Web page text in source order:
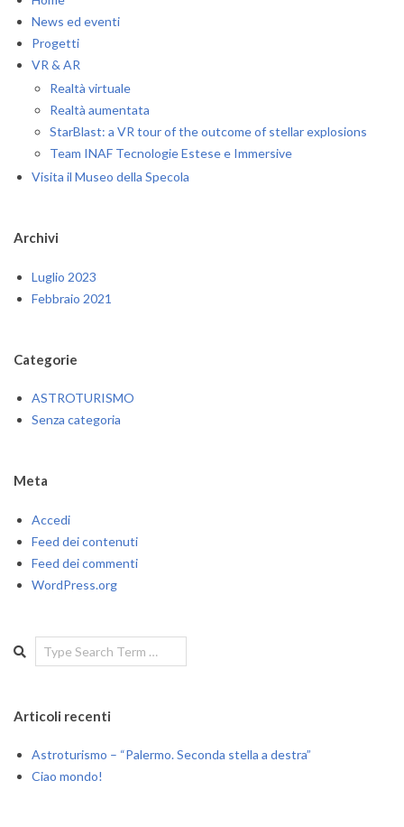
News ed eventi
Progetti
VR & AR
Realtà virtuale
Realtà aumentata
StarBlast: a VR tour of the outcome of stellar explosions
Team INAF Tecnologie Estese e Immersive
Visita il Museo della Specola
Archivi
Luglio 2023
Febbraio 2021
Categorie
ASTROTURISMO
Senza categoria
Meta
Accedi
Feed dei contenuti
Feed dei commenti
WordPress.org
Search
Articoli recenti
Astroturismo – “Palermo. Seconda stella a destra”
Ciao mondo!